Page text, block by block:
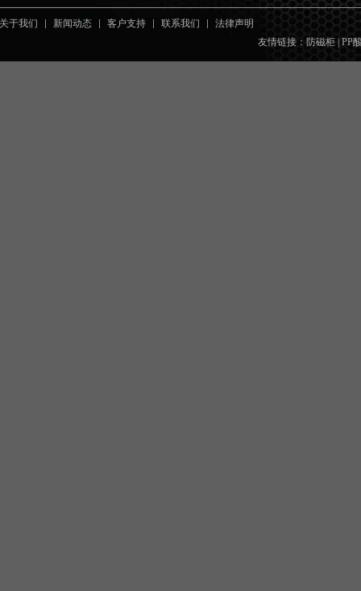
关于我们 新闻动态 客户支持 联系我们
法律声明
友情链接： 防磁柜 PP